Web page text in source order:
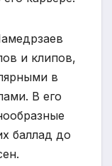
и клипов,
в
В его
баллад до